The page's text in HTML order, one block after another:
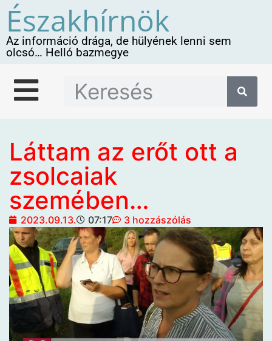
Északhírnök
Az információ drága, de hülyének lenni sem
olcsó… Helló bazmegye
Láttam az erőt ott a
zsolcaiak
szemében…
2023.09.13. 07:17 3 hozzászólás